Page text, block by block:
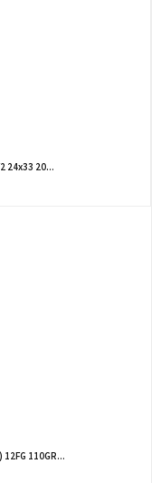
24x33 20...
12FG 110GR...